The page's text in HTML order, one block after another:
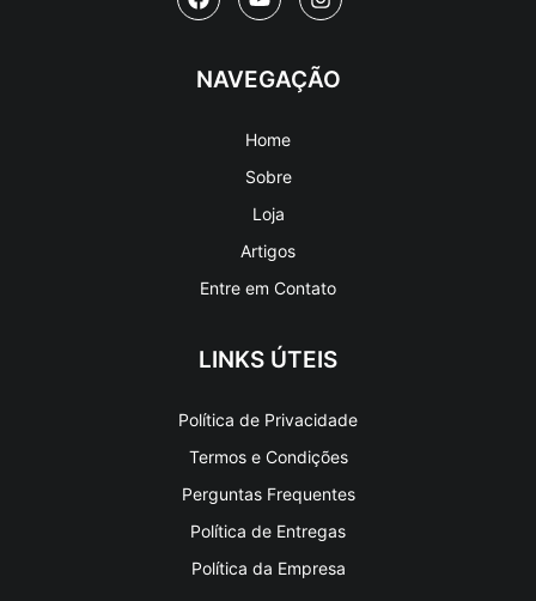
Sobre
Loja
Artigos
Entre em Contato
Termos e Condições
Perguntas Frequentes
Política de Entregas
Política da Empresa